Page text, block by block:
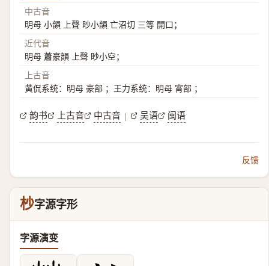
中古音
明母 小韻 上聲 眇小韻 亡沼切 三等 開口；
近代音
明母 蕭豪韻 上聲 眇小空；
上古音
黄侃系统：明母 豪部 ；王力系统：明母 宵部 ；
韵书 上古音 中古音 | 吴语 闽语
反馈
杪字源字形
字源演变